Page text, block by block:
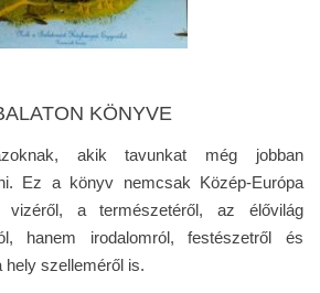
KÖNYVE
akik tavunkat még jobban
Ez a könyv nemcsak Közép-Európa
vizéről, a természetéről, az élővilág
hanem irodalomról, festészetről és
hely szelleméről is.